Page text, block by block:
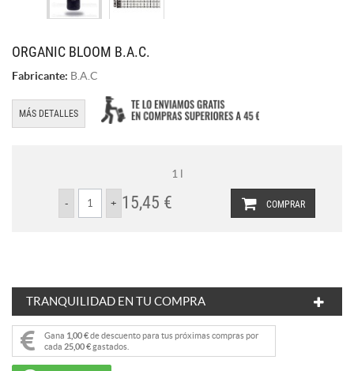
ORGANIC BLOOM B.A.C.
Fabricante: B.A.C
MÁS DETALLES
1 l
COMPRAR
15,45 €
TRANQUILIDAD EN TU COMPRA
Gana 1,00 €de descuento para tus próximas compras por
cada 25,00 €gastados.